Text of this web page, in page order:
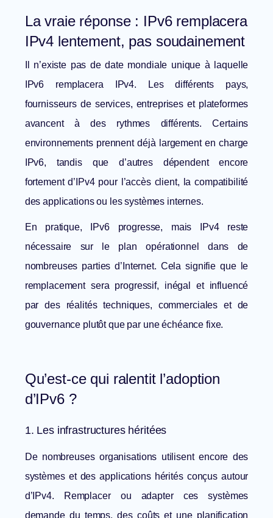
La vraie réponse : IPv6 remplacera
IPv4 lentement, pas soudainement
Il n’existe pas de date mondiale unique à laquelle
IPv6 remplacera IPv4. Les différents pays,
fournisseurs de services, entreprises et plateformes
avancent à des rythmes différents. Certains
environnements prennent déjà largement en charge
IPv6, tandis que d’autres dépendent encore
fortement d’IPv4 pour l’accès client, la compatibilité
des applications ou les systèmes internes.
En pratique, IPv6 progresse, mais IPv4 reste
nécessaire sur le plan opérationnel dans de
nombreuses parties d’Internet. Cela signifie que le
remplacement sera progressif, inégal et influencé
par des réalités techniques, commerciales et de
gouvernance plutôt que par une échéance fixe.
Qu’est-ce qui ralentit l’adoption
d’IPv6 ?
1. Les infrastructures héritées
De nombreuses organisations utilisent encore des
systèmes et des applications hérités conçus autour
d’IPv4. Remplacer ou adapter ces systèmes
demande du temps, des coûts et une planification